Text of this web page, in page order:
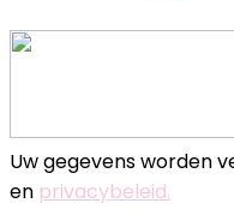
Uw gegevens worden
en privacybeleid.